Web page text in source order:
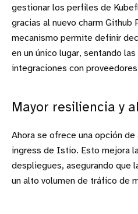
gestionar los perfiles de
gracias al nuevo charm
mecanismo permite definir
en un único lugar, sentando
integraciones con
Mayor resiliencia y
Ahora se ofrece una opción
ingress de Istio. Esto mejora
despliegues, asegurando que
un alto volumen de tráfico de